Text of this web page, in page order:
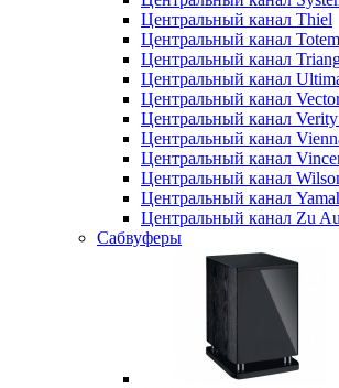
Центральный канал Thiel
Центральный канал
Центральный канал
Центральный канал
Центральный канал
Центральный канал
Центральный канал
Центральный канал
Центральный канал
Центральный канал
Центральный канал Zu
Сабвуферы